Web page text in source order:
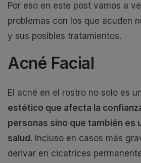
Por eso en este post vamos a
problemas con los que acuden
y sus posibles tratamientos.
Acné Facial
El acné en el rostro no solo es
estético que afecta la
personas sino que también es
salud . Incluso en casos más
derivar en cicatrices